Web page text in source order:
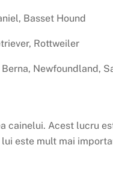
Basset Hound
Rottweiler
Newfoundland,
Acest lucru
este mult mai